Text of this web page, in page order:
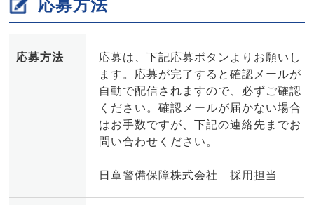
応募方法
応募方法
応募は、下記応募ボタンよりお願いし
ます。応募が完了すると確認メールが
自動で配信されますので、必ずご確認
ください。確認メールが届かない場合
はお手数ですが、下記の連絡先までお
問い合わせください。
日章警備保障株式会社 採用担当